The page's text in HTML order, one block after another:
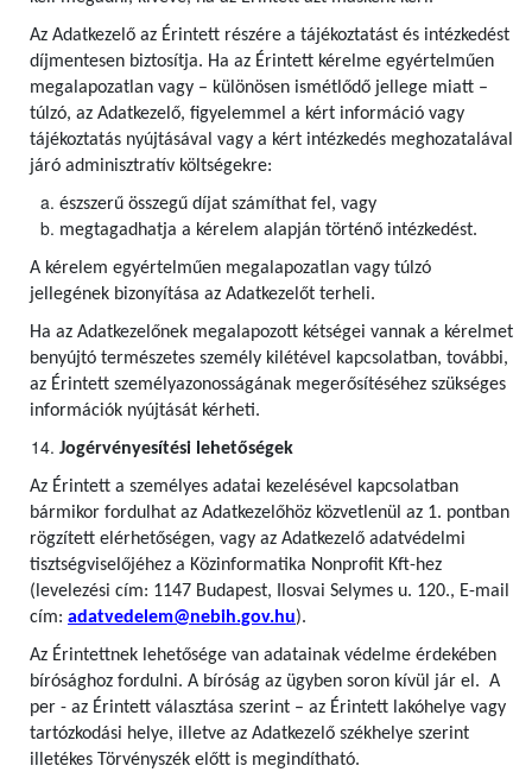
Az Adatkezelő az Érintett részére a tájékoztatást és intézkedést
díjmentesen biztosítja. Ha az Érintett kérelme egyértelműen
megalapozatlan vagy – különösen ismétlődő jellege miatt –
túlzó, az Adatkezelő, figyelemmel a kért információ vagy
tájékoztatás nyújtásával vagy a kért intézkedés meghozatalával
járó adminisztratív költségekre:
észszerű összegű díjat számíthat fel, vagy
megtagadhatja a kérelem alapján történő intézkedést.
A kérelem egyértelműen megalapozatlan vagy túlzó
jellegének bizonyítása az Adatkezelőt terheli.
Ha az Adatkezelőnek megalapozott kétségei vannak a kérelmet
benyújtó természetes személy kilétével kapcsolatban, további,
az Érintett személyazonosságának megerősítéséhez szükséges
információk nyújtását kérheti.
Jogérvényesítési lehetőségek
Az Érintett a személyes adatai kezelésével kapcsolatban
bármikor fordulhat az Adatkezelőhöz közvetlenül az 1. pontban
rögzített elérhetőségen, vagy az Adatkezelő adatvédelmi
tisztségviselőjéhez a Közinformatika Nonprofit Kft-hez
(levelezési cím: 1147 Budapest, Ilosvai Selymes u. 120., E-mail
cím: adatvedelem@nebih.gov.hu).
Az Érintettnek lehetősége van adatainak védelme érdekében
bírósághoz fordulni. A bíróság az ügyben soron kívül jár el. A
per - az Érintett választása szerint – az Érintett lakóhelye vagy
tartózkodási helye, illetve az Adatkezelő székhelye szerint
illetékes Törvényszék előtt is megindítható.